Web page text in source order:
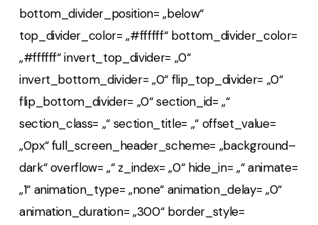
bottom_divider_position= „below“
top_divider_color= „#ffffff“ bottom_divider_color=
„#ffffff“ invert_top_divider= „0“
invert_bottom_divider= „0“ flip_top_divider= „0“
flip_bottom_divider= „0“ section_id= „“
section_class= „“ section_title= „“ offset_value=
„0px“ full_screen_header_scheme= „background–
dark“ overflow= „“ z_index= „0“ hide_in= „“ animate=
„1“ animation_type= „none“ animation_delay= „0“
animation_duration= „300“ border_style=